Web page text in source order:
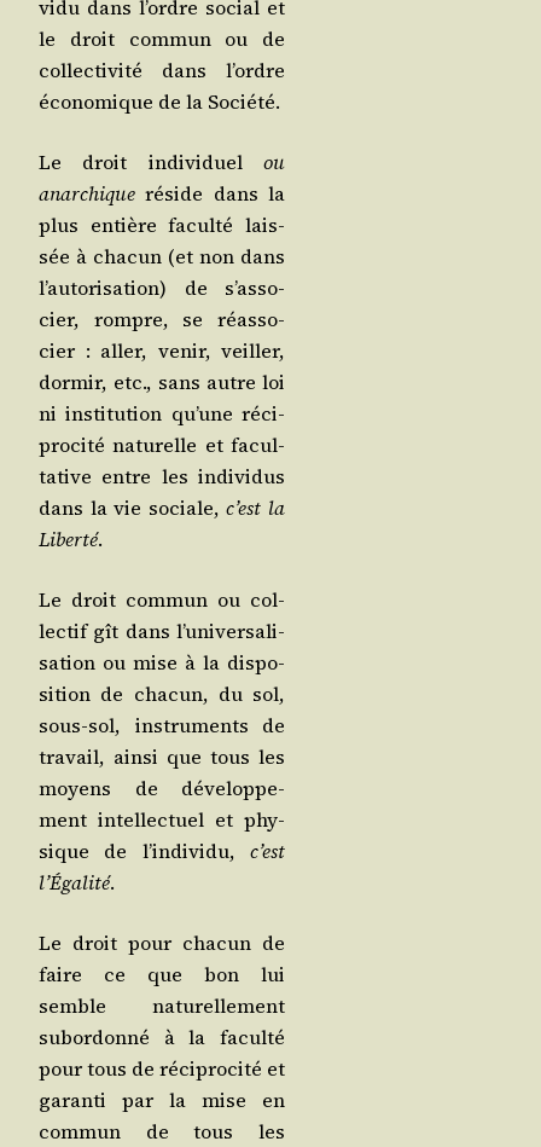
vi­du dans l’ordre social et
le droit com­mun ou de
col­lec­ti­vi­té dans l’ordre
éco­no­mique de la Société.
Le droit indi­vi­duel ou
anar­chique réside dans la
plus entière facul­té lais­
sée à cha­cun (et non dans
l’au­to­ri­sa­tion) de s’as­so­
cier, rompre, se réas­so­
cier : aller, venir, veiller,
dor­mir, etc., sans autre loi
ni ins­ti­tu­tion qu’une réci­
pro­ci­té natu­relle et facul­
ta­tive entre les indi­vi­dus
dans la vie sociale,c’est la
Liber­té.
Le droit com­mun ou col­
lec­tif gît dans l’u­ni­ver­sa­li­
sa­tion ou mise à la dis­po­
si­tion de cha­cun, du sol,
sous-sol, ins­tru­ments de
tra­vail, ain­si que tous les
moyens de déve­lop­pe­
ment intel­lec­tuel et phy­
sique de l’in­di­vi­du, c’est
l’É­ga­li­té.
Le droit pour cha­cun de
faire ce que bon lui
semble natu­rel­le­ment
subor­don­né à la facul­té
pour tous de réci­pro­ci­té et
garan­ti par la mise en
com­mun de tous les